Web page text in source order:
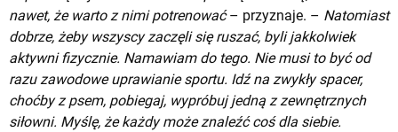
nawet, że warto z nimi potrenować– przyznaje. – Natomiast
dobrze, żeby wszyscy zaczęli się ruszać, byli jakkolwiek
aktywni fizycznie. Namawiam do tego. Nie musi to być od
razu zawodowe uprawianie sportu. Idź na zwykły spacer,
choćby z psem, pobiegaj, wypróbuj jedną z zewnętrznych
siłowni. Myślę, że każdy może znaleźć coś dla siebie.